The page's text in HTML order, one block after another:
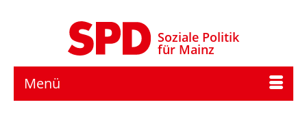
Soziale Politik
für Mainz
Menü